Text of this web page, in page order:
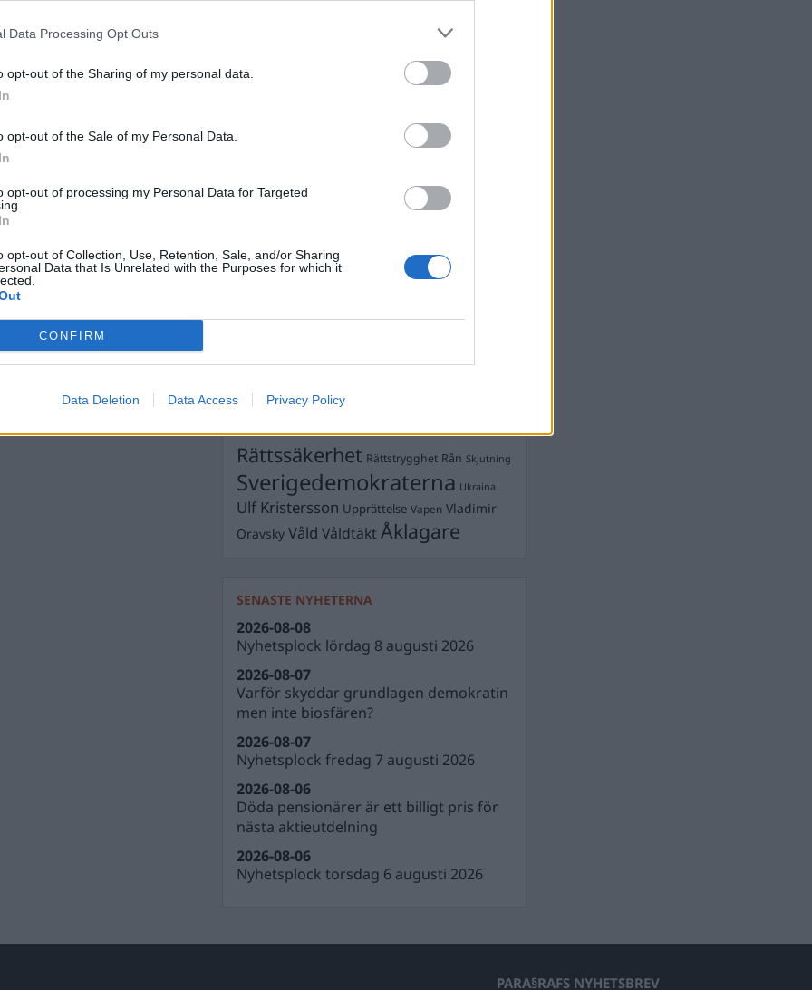
Data Processing Opt Outs
opt-out of the Sharing of my personal data.
opt-out of the Sale of my Personal Data.
opt-out of processing my Personal Data for Targeted
opt-out of Collection, Use, Retention, Sale, and/or Sharing
Data that Is Unrelated with the Purposes for which it
CONFIRM
Data Deletion Data Access Privacy Policy
Andreas
Brottslighet Börje
Börje R P Carlsson
Demokrati Dick Sundevall
Jimmie Åkesson Kokainmålet
LagarMichael Pålsson
Silventoinen Petter Inedahl
PoliserRasismRicard A R Nilsson
Rättssäkerhet Rättstrygghet Rån Skjutning
Sverigedemokraterna Ukraina
Ulf Kristersson Upprättelse Vapen Vladimir
Oravsky Våld Våldtäkt Åklagare
SENASTE NYHETERNA
Nyhetsplock lördag 8 augusti 2026
2026-08-08
Varför skyddar grundlagen demokratin
men inte biosfären?
2026-08-07
Nyhetsplock fredag 7 augusti 2026
2026-08-07
Döda pensionärer är ett billigt pris för
nästa aktieutdelning
2026-08-06
Nyhetsplock torsdag 6 augusti 2026
2026-08-06
PARA§RAFS NYHETSBREV